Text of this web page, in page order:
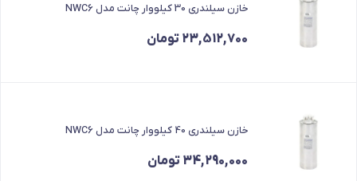
خازن سیلندری 30 کیلووار چانت مدل NWC6
23,512,700 تومان
خازن سیلندری 40 کیلووار چانت مدل NWC6
34,290,000 تومان